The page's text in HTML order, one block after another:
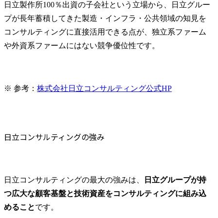
長を支援します。
各事業部門との密接な連
携により、事業特性に応
じた最適な知財戦略を立
案し、競争優位性の確保
・法務・知財業務の高度
化と効率化を目的とし
貢献に向けた実施を推進
り、より戦略的な知財業
務への注力を可能とする
環境整備を行います。
・国内外における特許及
日立製作所100％出資の子会社という立場から、日立グルー
プが長年蓄積してきた製造・インフラ・公共領域の知見を
コンサルティングに直接活用できる点が、独立系ファーム
や外資系ファームにはない競争優位性です。
※ 参考： 株式会社日立コンサルティング公式HP
日立コンサルティングの強み
日立コンサルティングの最大の強みは、
日立グループが持
つ広大な顧客基盤と技術資産をコンサルティングに組み込
めることです。